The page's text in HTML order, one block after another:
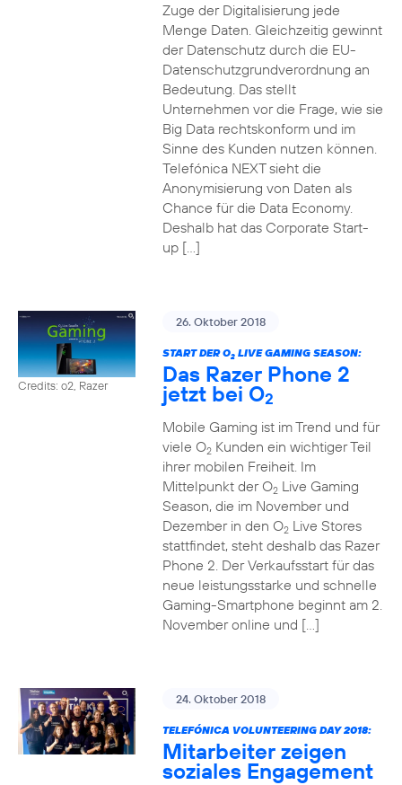
Zuge der Digitalisierung jede
Menge Daten. Gleichzeitig gewinnt
der Datenschutz durch die EU-
Datenschutzgrundverordnung an
Bedeutung. Das stellt
Unternehmen vor die Frage, wie sie
Big Data rechtskonform und im
Sinne des Kunden nutzen können.
Telefónica NEXT sieht die
Anonymisierung von Daten als
Chance für die Data Economy.
Deshalb hat das Corporate Start-
up […]
Credits: o2, Razer
26. Oktober 2018
START DER O2LIVE GAMING SEASON:
Das Razer Phone 2
jetzt bei O2
Mobile Gaming ist im Trend und für
viele O2Kunden ein wichtiger Teil
ihrer mobilen Freiheit. Im
Mittelpunkt der O2Live Gaming
Season, die im November und
Dezember in den O2Live Stores
stattfindet, steht deshalb das Razer
Phone 2. Der Verkaufsstart für das
neue leistungsstarke und schnelle
Gaming-Smartphone beginnt am 2.
November online und […]
24. Oktober 2018
TELEFÓNICA VOLUNTEERING DAY 2018:
Mitarbeiter zeigen
soziales Engagement